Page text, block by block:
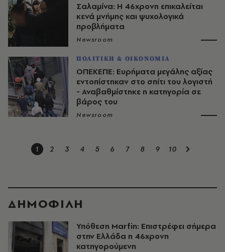
Σαλαμίνα: Η 46χρονη επικαλείται
κενά μνήμης και ψυχολογικά
προβλήματα
Newsroom
ΠΟΛΙΤΙΚΗ & ΟΙΚΟΝΟΜΙΑ
ΟΠΕΚΕΠΕ: Ευρήματα μεγάλης αξίας
εντοπίστηκαν στο σπίτι του λογιστή
- Αναβαθμίστηκε η κατηγορία σε
βάρος του
Newsroom
1 2 3 4 5 6 7 8 9 10
ΔΗΜΟΦΙΛΗ
Υπόθεση Marfin: Επιστρέφει σήμερα
στην Ελλάδα η 46χρονη
κατηγορούμενη